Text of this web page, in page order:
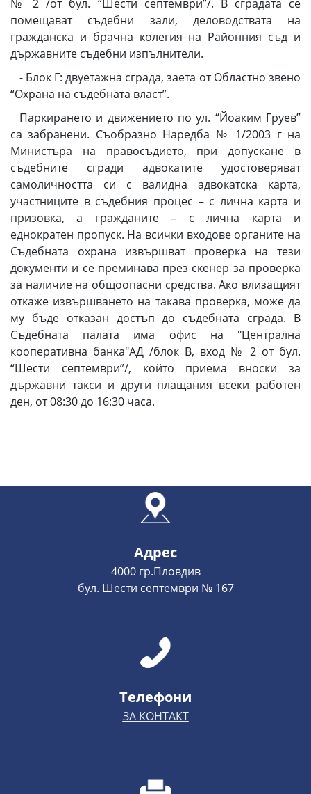
№ 2 /от бул. “Шести септември”/. В сградата се
помещават съдебни зали, деловодствата на
гражданска и брачна колегия на Районния съд и
държавните съдебни изпълнители.
- Блок Г: двуетажна сграда, заета от Областно звено
“Охрана на съдебната власт”.
Паркирането и движението по ул. “Йоаким Груев”
са забранени. Съобразно Наредба № 1/2003 г на
Министъра на правосъдието, при допускане в
съдебните сгради адвокатите удостоверяват
самоличността си с валидна адвокатска карта,
участниците в съдебния процес – с лична карта и
призовка, а гражданите – с лична карта и
еднократен пропуск. На всички входове органите на
Съдебната охрана извършват проверка на тези
документи и се преминава през скенер за проверка
за наличие на общоопасни средства. Ако влизащият
откаже извършването на такава проверка, може да
му бъде отказан достъп до съдебната сграда. В
Съдебната палата има офис на "Централна
кооперативна банка"АД /блок В, вход № 2 от бул.
“Шести септември”/, който приема вноски за
държавни такси и други плащания всеки работен
ден, от 08:30 до 16:30 часа.
Адрес
4000 гр.Пловдив
бул. Шести септември № 167
Телефони
ЗА КОНТАКТ